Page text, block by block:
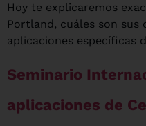
Hoy te explicaremos
Portland, cuáles son
aplicaciones específicas
Seminario
aplicaciones de